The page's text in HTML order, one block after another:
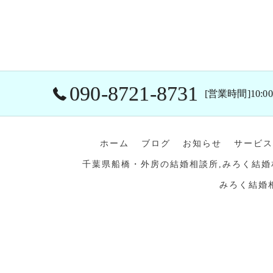
090-8721-8731 [営業時間
ホーム ブログ お知らせ サービス
千葉県船橋・外房の結婚相談所,みろく結婚
みろく結婚